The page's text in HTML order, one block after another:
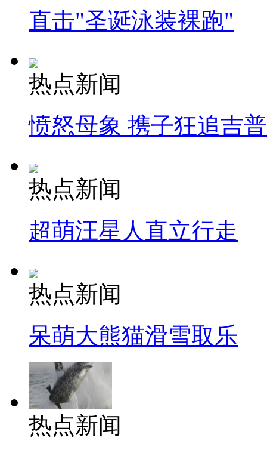
直击"圣诞泳装裸跑"
热点新闻
愤怒母象 携子狂追吉
热点新闻
超萌汪星人直立行走
热点新闻
呆萌大熊猫滑雪取乐
热点新闻